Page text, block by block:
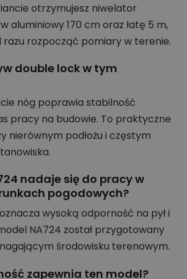
otrzymujesz niwelator
aluminiowy 170 cm oraz łatę 5 m,
razu rozpocząć pomiary w terenie.
double lock w tym
nóg poprawia stabilność
pracy na budowie. To praktyczne
nierównym podłożu i częstym
nadaje się do pracy w
pogodowych?
wysoką odporność na pył i
NA724 został przygotowany
środowisku terenowym.
zapewnia ten model?